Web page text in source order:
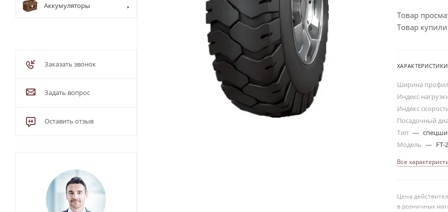
Товар
Товар
ХАРАКТЕРИСТИКИ
Ширина
Индекс
Индекс
Посадочный
Тип —
Модель — FT-
Все
Цена
в розничных
Аккумуляторы
Заказать звонок
Задать вопрос
Оставить отзыв